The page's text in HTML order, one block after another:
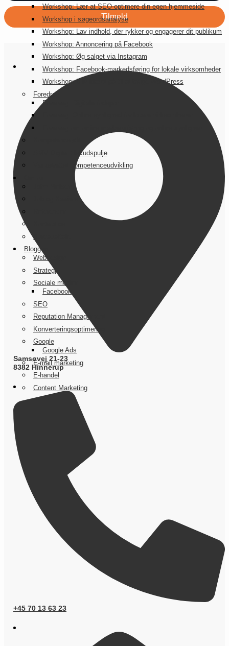
Workshop: Lær at SEO-optimere din egen hjemmeside
Workshop i søgeordsanalyse
Workshop: Lav indhold, der rykker og engagerer dit publikum
Workshop: Annoncering på Facebook
Workshop: Øg salget via Instagram
Workshop: Facebook-markedsføring for lokale virksomheder
Workshop: Bliv klædt på til at bruge WordPress
Foredrag
Foredrag: Digitale fodspor
SMV:Digital tilskudspulje
Vækstrettet kompetenceudvikling
Bureauaftale
Bloggen
Webdesign
Strategi
Sociale medier
Facebook
SEO
Reputation Management
Konverteringsoptimering
Google
Google Ads
E-mail marketing
E-handel
Content Marketing
Samsøvej 21-23
8382 Hinnerup
+45 70 13 63 23